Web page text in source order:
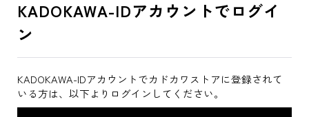
KADOKAWA-IDアカウントでログイ
ン
KADOKAWA-IDアカウントでカドカワストアに登録されて
いる方は、以下よりログインしてください。